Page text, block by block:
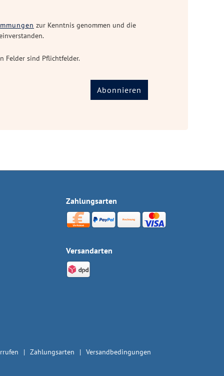
zur Kenntnis genommen und die
Felder sind Pflichtfelder.
Abonnieren
Zahlungsarten
Versandarten
Zahlungsarten Versandbedingungen